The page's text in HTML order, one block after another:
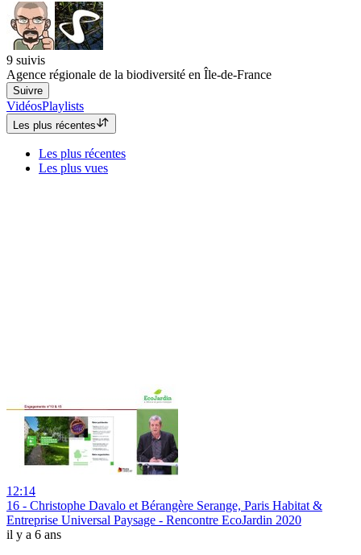
9 suivis
Agence régionale de la biodiversité en Île-de-France
Suivre
VidéosPlaylists
Les plus récentes
Les plus récentes
Les plus vues
12:14
16 - Christophe Davalo et Bérangère Serange, Paris Habitat &
Entreprise Universal Paysage - Rencontre EcoJardin 2020
il y a 6 ans